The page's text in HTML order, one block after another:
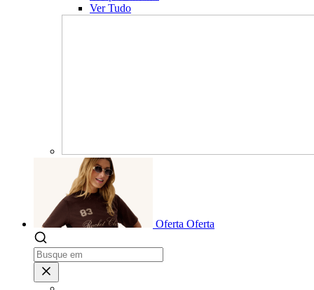
Ver Tudo
Oferta Oferta